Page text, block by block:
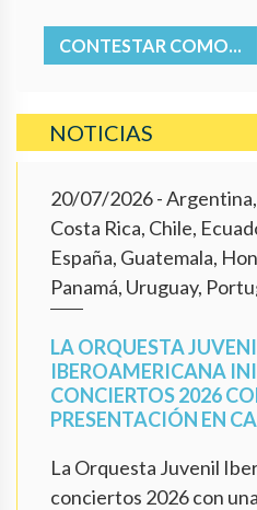
CONTESTAR COMO...
NOTICIAS
20/07/2026-
Costa Rica, Chile,
España, Guatemala,
Panamá, Uruguay,
LA ORQUESTA
IBEROAMERICANA
CONCIERTOS 2026
PRESENTACIÓN EN
La Orquesta Juvenil
conciertos 2026 con